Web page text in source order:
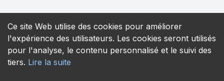
Ce site Web utilise des cookies pour améliorer
l'expérience des utilisateurs. Les cookies seront utilisés
pour l'analyse, le contenu personnalisé et le suivi des
tiers. Lire la suite
Confidentialité
T&C
contact@bevmaq.com